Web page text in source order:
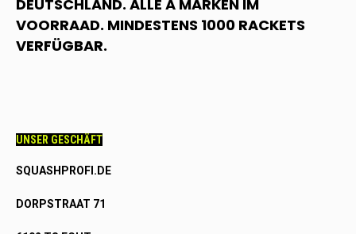
DEUTSCHLAND. ALLE A MARKEN IM
VOORRAAD. MINDESTENS 1000 RACKETS
VERFÜGBAR.
UNSER GESCHÄFT
SQUASHPROFI.DE
DORPSTRAAT 71